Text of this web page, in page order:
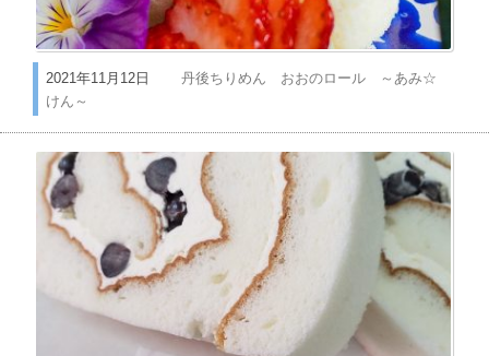
2021年11月12日
丹後ちりめん おおのロール ～あみ☆
けん～